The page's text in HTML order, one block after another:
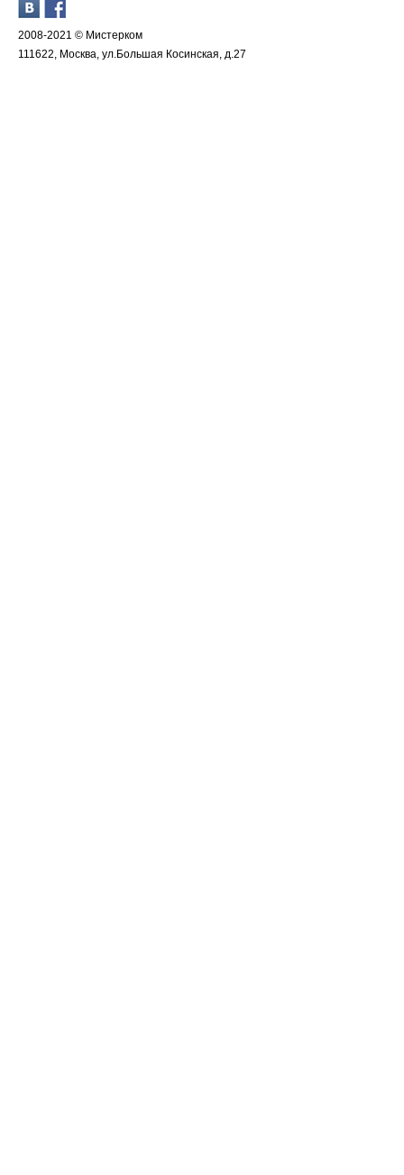
2008-2021 © Мистерком
111622, Москва, ул.Большая Косинская, д.27